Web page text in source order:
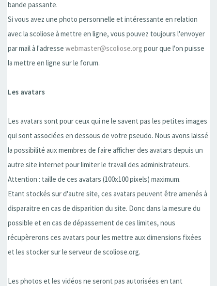
bande passante.
Si vous avez une photo personnelle et intéressante en relation
avec la scoliose à mettre en ligne, vous pouvez toujours l'envoyer
par mail à l'adresse webmaster@scoliose.org pour que l'on puisse
la mettre en ligne sur le forum.
Les avatars
Les avatars sont pour ceux qui ne le savent pas les petites images
qui sont associées en dessous de votre pseudo. Nous avons laissé
la possibilité aux membres de faire afficher des avatars depuis un
autre site internet pour limiter le travail des administrateurs.
Attention : taille de ces avatars (100x100 pixels) maximum.
Etant stockés sur d'autre site, ces avatars peuvent être amenés à
disparaitre en cas de disparition du site. Donc dans la mesure du
possible et en cas de dépassement de ces limites, nous
récupèrerons ces avatars pour les mettre aux dimensions fixées
et les stocker sur le serveur de scoliose.org.
Les photos et les vidéos ne seront pas autorisées en tant